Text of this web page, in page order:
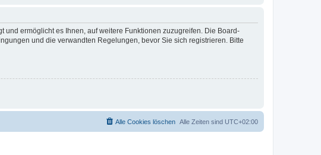
ermöglicht es Ihnen, auf weitere Funktionen zuzugreifen. Die Board-
und die verwandten Regelungen, bevor Sie sich registrieren. Bitte
Alle Zeiten sind UTC+02:00
Alle Cookies löschen